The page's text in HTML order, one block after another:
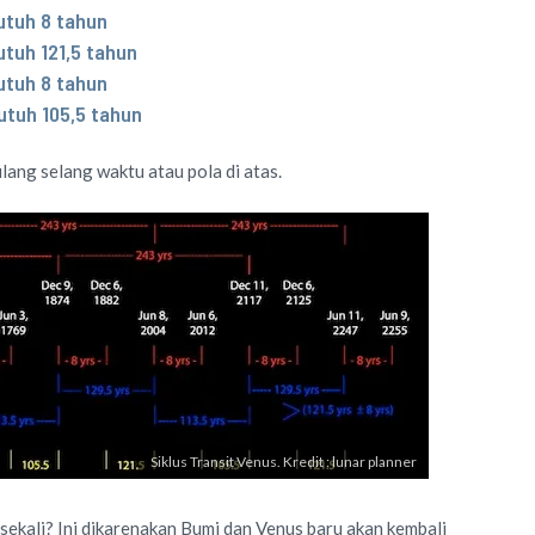
8 tahun
121,5 tahun
8 tahun
105,5 tahun
selang waktu atau pola di atas.
Siklus Transit Venus. Kredit : lunar planner
Ini dikarenakan Bumi dan Venus baru akan kembali